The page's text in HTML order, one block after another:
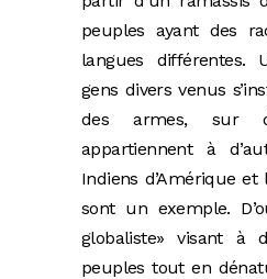
peuples ayant des
langues différentes.
gens divers venus
des armes, sur
appartiennent à
Indiens d’Amérique et
sont un exemple.
globaliste» visant à
peuples tout en